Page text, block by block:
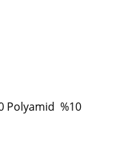
Polyamid %10